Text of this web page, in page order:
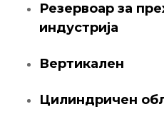
Резервоар за
индустрија
Вертикален
Цилиндричен